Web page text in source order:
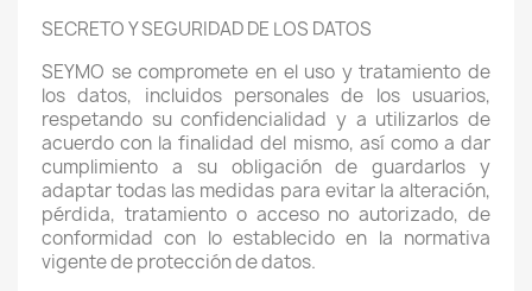
SECRETO Y SEGURIDAD DE LOS DATOS
SEYMO se compromete en el uso y tratamiento de
los datos, incluidos personales de los usuarios,
respetando su confidencialidad y a utilizarlos de
acuerdo con la finalidad del mismo, así como a dar
cumplimiento a su obligación de guardarlos y
adaptar todas las medidas para evitar la alteración,
pérdida, tratamiento o acceso no autorizado, de
conformidad con lo establecido en la normativa
vigente de protección de datos.